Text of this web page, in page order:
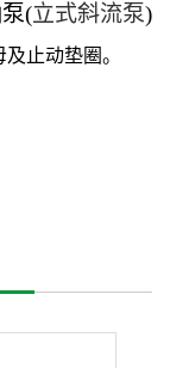
(立式斜流泵)
止动垫圈。